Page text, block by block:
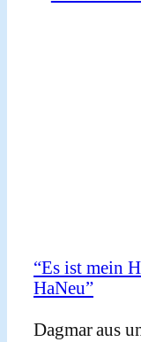
“Es ist mein
HaNeu”
Dagmar aus